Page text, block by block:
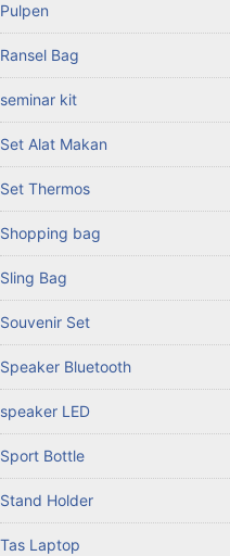
Pulpen
Ransel Bag
seminar kit
Set Alat Makan
Set Thermos
Shopping bag
Sling Bag
Souvenir Set
Speaker Bluetooth
speaker LED
Sport Bottle
Stand Holder
Tas Laptop